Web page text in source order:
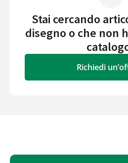
Stai cercando
disegno o che non
Richiedi